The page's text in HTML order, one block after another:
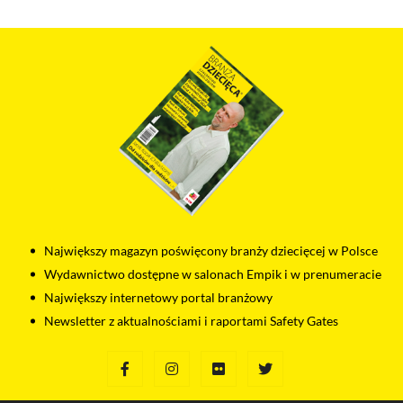
Największy magazyn poświęcony branży dziecięcej w Polsce
Wydawnictwo dostępne w salonach Empik i w prenumeracie
Największy internetowy portal branżowy
Newsletter z aktualnościami i raportami Safety Gates
Odtwarzacze multimedialne (YouTube, Vimeo)
Na tej stronie osadzane są multimedia z serwisów YouTube
i Vimeo. Odtwarzacze tych serwisów wykorzystują
do swojego prawidłowego działania pliki cookies pochodzące
od ich dostawców. Dostawcy mogą uzyskiwać dostęp
do informacji gromadzonych w plikach cookies. Możesz
wyłączyć pliki cookies związane z odtwarzaczami, ale wtedy
nie będziesz w stanie obejrzeć treści osadzonych w formie